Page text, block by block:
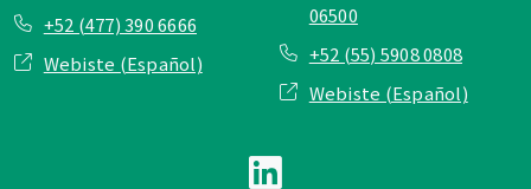
+52 (477) 390 6666
Webiste (Español)
06500
+52 (55) 5908 0808
Webiste (Español)